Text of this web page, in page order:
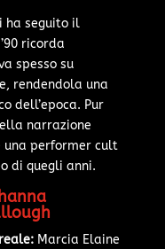
ha seguito il
ricorda
spesso su
rendendola una
dell’epoca. Pur
narrazione
performer cult
di quegli anni.
Marcia Elaine